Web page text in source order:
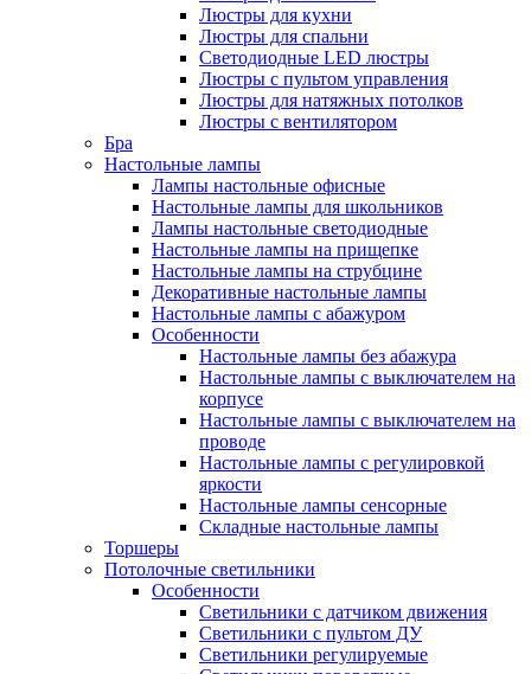
Люстры для кухни
Люстры для спальни
Светодиодные LED люстры
Люстры с пультом управления
Люстры для натяжных потолков
Люстры с вентилятором
Бра
Настольные лампы
Лампы настольные офисные
Настольные лампы для школьников
Лампы настольные светодиодные
Настольные лампы на прищепке
Настольные лампы на струбцине
Декоративные настольные лампы
Настольные лампы с абажуром
Особенности
Настольные лампы без абажура
Настольные лампы с выключателем на
корпусе
Настольные лампы с выключателем на
проводе
Настольные лампы с регулировкой
яркости
Настольные лампы сенсорные
Складные настольные лампы
Торшеры
Потолочные светильники
Особенности
Светильники с датчиком движения
Светильники с пультом ДУ
Светильники регулируемые